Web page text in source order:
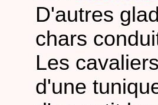
D'autres
chars
Les
d'une